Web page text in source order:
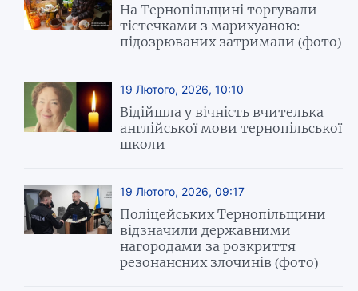
На Тернопільщині торгували
тістечками з марихуаною:
підозрюваних затримали (фото)
19 Лютого, 2026, 10:10
Відійшла у вічність вчителька
англійської мови тернопільської
школи
19 Лютого, 2026, 09:17
Поліцейських Тернопільщини
відзначили державними
нагородами за розкриття
резонансних злочинів (фото)